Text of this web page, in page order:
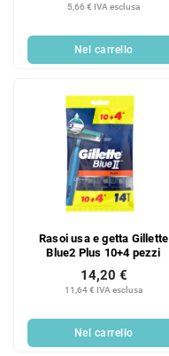
5,66 € IVA esclusa
Nel carrello
Rasoi usa e getta Gillette
Blue2 Plus 10+4 pezzi
11,64 € IVA esclusa
14,20 €
Nel carrello